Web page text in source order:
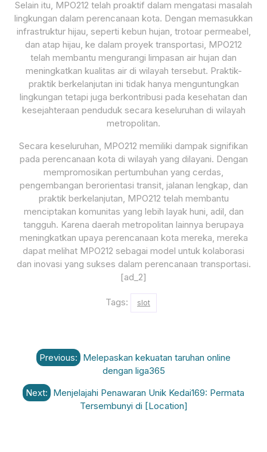
Selain itu, MPO212 telah proaktif dalam mengatasi masalah
lingkungan dalam perencanaan kota. Dengan memasukkan
infrastruktur hijau, seperti kebun hujan, trotoar permeabel,
dan atap hijau, ke dalam proyek transportasi, MPO212
telah membantu mengurangi limpasan air hujan dan
meningkatkan kualitas air di wilayah tersebut. Praktik-
praktik berkelanjutan ini tidak hanya menguntungkan
lingkungan tetapi juga berkontribusi pada kesehatan dan
kesejahteraan penduduk secara keseluruhan di wilayah
metropolitan.
Secara keseluruhan, MPO212 memiliki dampak signifikan
pada perencanaan kota di wilayah yang dilayani. Dengan
mempromosikan pertumbuhan yang cerdas,
pengembangan berorientasi transit, jalanan lengkap, dan
praktik berkelanjutan, MPO212 telah membantu
menciptakan komunitas yang lebih layak huni, adil, dan
tangguh. Karena daerah metropolitan lainnya berupaya
meningkatkan upaya perencanaan kota mereka, mereka
dapat melihat MPO212 sebagai model untuk kolaborasi
dan inovasi yang sukses dalam perencanaan transportasi.
[ad_2]
Tags: slot
Post
navigation
Previous: Melepaskan kekuatan taruhan online
dengan liga365
Next: Menjelajahi Penawaran Unik Kedai169: Permata
Tersembunyi di [Location]